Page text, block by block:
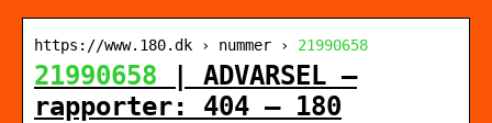
https://www.180.dk › nummer › 21990658
21990658 | ADVARSEL –
rapporter: 404 – 180